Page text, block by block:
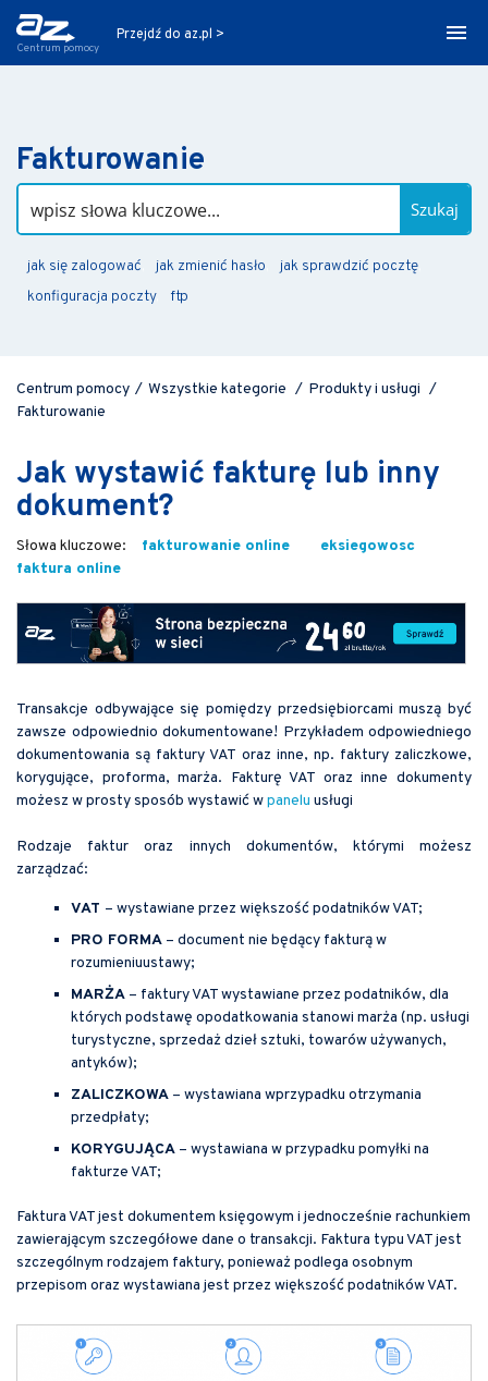
Centrum pomocy
Przejdź do az.pl >
Fakturowanie
Szukaj
jak się zalogować jak zmienić hasło
jak sprawdzić pocztę
konfiguracja poczty
ftp
Centrum pomocy / Wszystkie kategorie / Produkty i usługi /
Fakturowanie
Jak wystawić fakturę lub inny
dokument?
fakturowanie online
eksiegowosc
faktura online
Transakcje odbywające się pomiędzy przedsiębiorcami muszą być
zawsze odpowiednio dokumentowane! Przykładem odpowiedniego
dokumentowania są faktury VAT oraz inne, np. faktury zaliczkowe,
korygujące, proforma, marża. Fakturę VAT oraz inne dokumenty
możesz w prosty sposób wystawić wpanelu usługi
Rodzaje faktur oraz innych dokumentów, którymi możesz
zarządzać:
VAT – wystawiane przez większość podatników VAT;
PRO FORMA – document nie będący fakturą w
rozumieniuustawy;
MARŻA – faktury VAT wystawiane przez podatników, dla
których podstawę opodatkowania stanowi marża (np. usługi
turystyczne, sprzedaż dzieł sztuki, towarów używanych,
antyków);
ZALICZKOWA – wystawiana wprzypadku otrzymania
przedpłaty;
KORYGUJĄCA – wystawiana w przypadku pomyłki na
fakturze VAT;
Faktura VAT jest dokumentem księgowym i jednocześnie rachunkiem
zawierającym szczegółowe dane o transakcji. Faktura typu VAT jest
szczególnym rodzajem faktury, ponieważ podlega osobnym
przepisom oraz wystawiana jest przez większość podatników VAT.